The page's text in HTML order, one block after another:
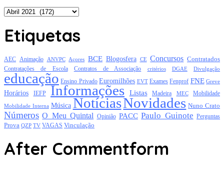
Arquivo
Etiquetas
AEC Animação ANVPC Açores BCE Blogosfera CE Concursos Contratados
Contratações de Escola Contratos de Associação critérios DGAE Divulgação
educação Ensino Privado Euromilhões EVT Exames Fenprof FNE Greve
Horários IEFP Informações Listas Madeira MEC Mobilidade
Mobilidade Interna Música NotíciasNovidades Nuno Crato
Números O Meu Quintal Opinião PACC Paulo Guinote Perguntas
Prova QZP TV VAGAS Vinculação
After Commentform